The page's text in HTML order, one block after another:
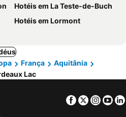
Hotéis em La Teste-de-Buch
Hotéis em Lormont
França
Aquitânia
Lac
Facebook
Twitter